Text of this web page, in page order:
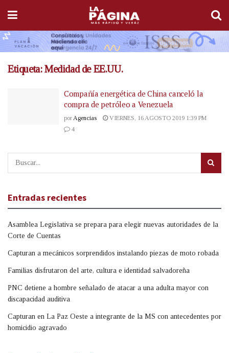
Etiqueta:Medidad de EE.UU.
Compañía energética de China canceló la
compra de petróleo a Venezuela
por Agencias
VIERNES, 16 AGOSTO 2019 1:39 PM
4
Entradas recientes
Asamblea Legislativa se prepara para elegir nuevas autoridades de la
Corte de Cuentas
Capturan a mecánicos sorprendidos instalando piezas de moto robada
Familias disfrutaron del arte, cultura e identidad salvadoreña
PNC detiene a hombre señalado de atacar a una adulta mayor con
discapacidad auditiva
Capturan en La Paz Oeste a integrante de la MS con antecedentes por
homicidio agravado